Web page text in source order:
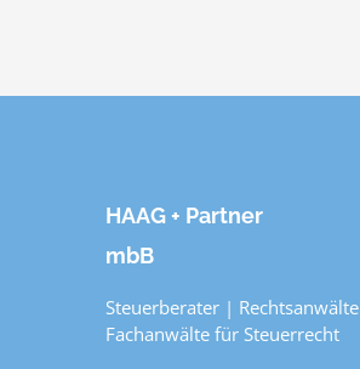
HAAG + Partner
mbB
Steuerberater | Rechtsanwälte
Fachanwälte für Steuerrecht